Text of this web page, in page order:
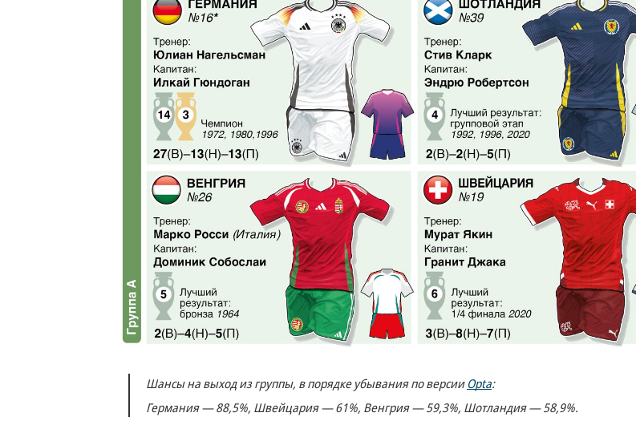
Шансы на выход из группы, в порядке убывания по версии Opta:
Германия — 88,5%, Швейцария — 61%, Венгрия — 59,3%, Шотландия — 58,9%.